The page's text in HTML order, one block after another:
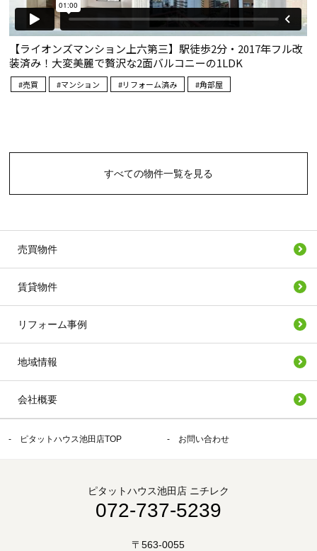
すべての物件一覧を見る
売買物件
賃貸物件
リフォーム事例
地域情報
会社概要
ピタットハウス池田店TOP お問い合わせ
ピタットハウス池田店 ニチレク
072-737-5239
〒563-0055